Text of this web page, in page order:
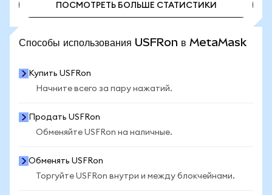
ПОСМОТРЕТЬ БОЛЬШЕ СТАТИСТИКИ
Способы использования USFRon в MetaMask
Купить USFRon
Начните всего за пару нажатий.
Продать USFRon
Обменяйте USFRon на наличные.
Обменять USFRon
Торгуйте USFRon внутри и между блокчейнами.